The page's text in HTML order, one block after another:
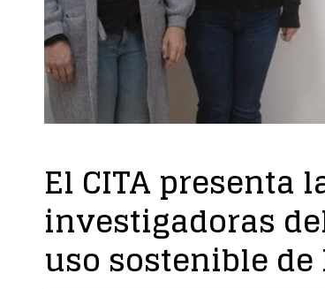
El CITA presenta
investigadoras
uso sostenible